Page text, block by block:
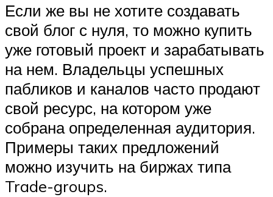
Если же вы не хотите создавать
свой блог с нуля, то можно купить
уже готовый проект и зарабатывать
на нем. Владельцы успешных
пабликов и каналов часто продают
свой ресурс, на котором уже
собрана определенная аудитория.
Примеры таких предложений
можно изучить на биржах типа
Trade-groups.